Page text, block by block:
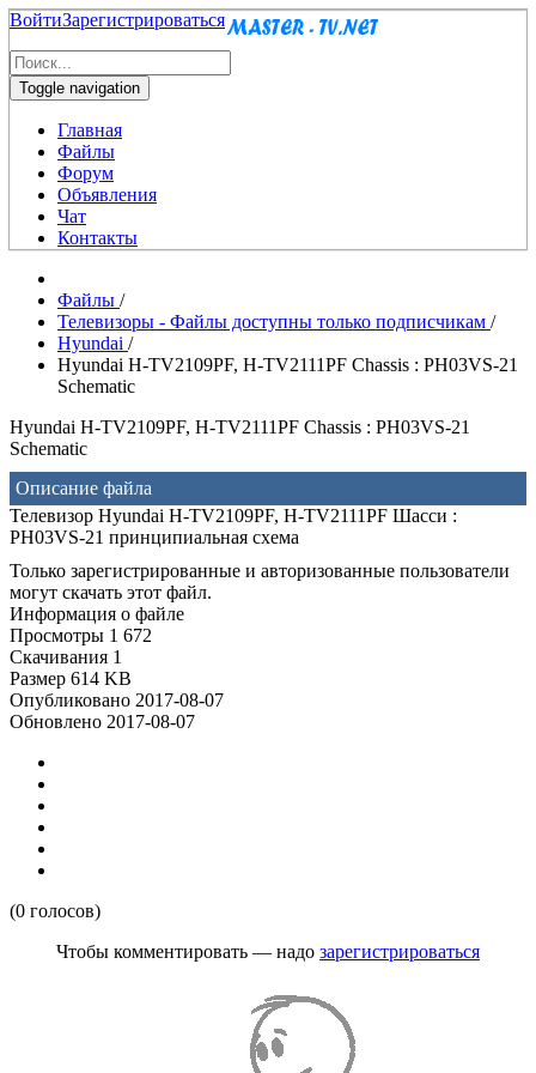
ВойтиЗарегистрироваться
Toggle navigation
Главная
Файлы
Форум
Объявления
Чат
Контакты
Файлы /
Телевизоры - Файлы доступны только подписчикам /
Hyundai /
Hyundai H-TV2109PF, H-TV2111PF Chassis : PH03VS-21
Schematic
Hyundai H-TV2109PF, H-TV2111PF Chassis : PH03VS-21
Schematic
Описание файла
Телевизор Hyundai H-TV2109PF, H-TV2111PF Шасси :
PH03VS-21 принципиальная схема
Только зарегистрированные и авторизованные пользователи
могут скачать этот файл.
Информация о файле
Просмотры 1 672
Скачивания 1
Размер 614 KB
Опубликовано 2017-08-07
Обновлено 2017-08-07
(0 голосов)
Чтобы комментировать — надо зарегистрироваться